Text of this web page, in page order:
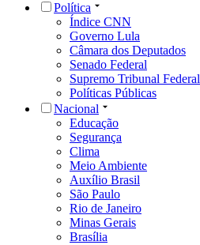
Política
Índice CNN
Governo Lula
Câmara dos Deputados
Senado Federal
Supremo Tribunal Federal
Políticas Públicas
Nacional
Educação
Segurança
Clima
Meio Ambiente
Auxílio Brasil
São Paulo
Rio de Janeiro
Minas Gerais
Brasília